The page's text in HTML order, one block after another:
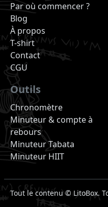
Par où commencer ?
Blog
À propos
T-shirt
Contact
CGU
Outils
Chronomètre
Minuteur & compte à
rebours
Minuteur Tabata
Minuteur HIIT
Tout le contenu ©LitoBox.